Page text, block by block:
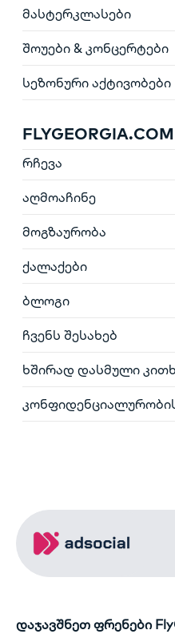
მასტერკლასები
შოუები & კონცერტები
სეზონური აქტივობები
FLYGEORGIA.COM
რჩევა
აღმოაჩინე
მოგზაურობა
ქალაქები
ბლოგი
ჩვენს შესახებ
ხშირად დასმული
დაჯავშნეთ ფრენები